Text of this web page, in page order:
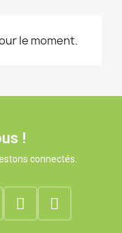
le moment.
!
connectés.